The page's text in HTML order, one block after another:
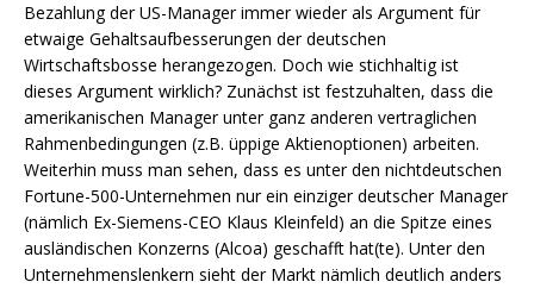
Bezahlung der US-Manager immer wieder als Argument für
etwaige Gehaltsaufbesserungen der deutschen
Wirtschaftsbosse herangezogen. Doch wie stichhaltig ist
dieses Argument wirklich? Zunächst ist festzuhalten, dass die
amerikanischen Manager unter ganz anderen vertraglichen
Rahmenbedingungen (z.B. üppige Aktienoptionen) arbeiten.
Weiterhin muss man sehen, dass es unter den nichtdeutschen
Fortune-500-Unternehmen nur ein einziger deutscher Manager
(nämlich Ex-Siemens-CEO Klaus Kleinfeld) an die Spitze eines
ausländischen Konzerns (Alcoa) geschafft hat(te). Unter den
Unternehmenslenkern sieht der Markt nämlich deutlich anders